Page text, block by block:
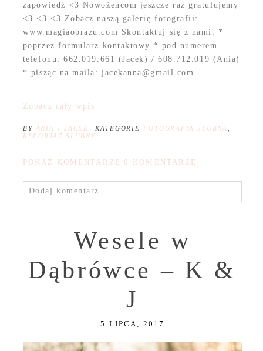
zapowiedź <3 Nowożeńcom jeszcze raz gratulujemy
<3 <3 <3 Zobacz naszą galerię fotografii:
www.magiaobrazu.com Skontaktuj się z nami: *
poprzez formularz kontaktowy * pod numerem
telefonu: 662.019.661 (Jacek) / 608.712.019 (Ania)
* pisząc na maila: jacekanna@gmail.com...
Zobacz cały wpis
BY ANIA I JACEK KATEGORIE: FOTOGRAFIA ŚLUBNA
REPORTAŻ ŚLUBNY
POKAŻ KOMENTARZE 0 KOMENTARZE
Dodaj komentarz
Wesele w
Dąbrówce – K &
J
5 LIPCA, 2017